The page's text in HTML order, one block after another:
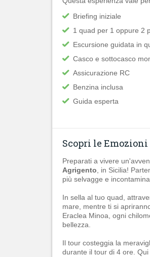
Briefing iniziale
1 quad per 1 oppure 2
Escursione guidata in
Casco e sottocasco
Assicurazione RC
Benzina inclusa
Guida esperta
Scopri le
Preparati a vivere
Agrigento , in Sicilia!
più selvagge e
In sella al tuo quad,
mare, mentre ti si
Eraclea Minoa, ogni
bellezza.
Il tour costeggia la
durante il tour di 4 ore.